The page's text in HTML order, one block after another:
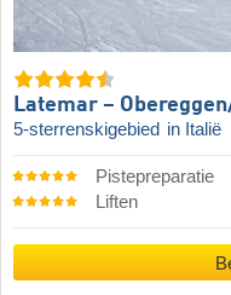
Latemar –
5-sterrenskigebied in Italië
Pistepreparatie
Liften